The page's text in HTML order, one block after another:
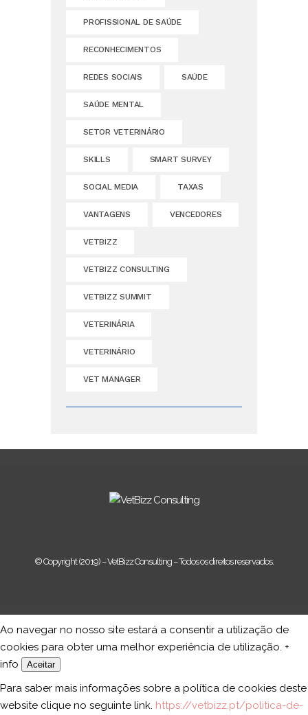
PROFISSIONAL DE SAÚDE
RECONHECIMENTOS
REDES SOCIAIS SAÚDE
SAÚDE MENTAL
SETOR VETERINÁRIO
SKILLS SMART SURVEY
SOCIAL MEDIA TAXAS
VANTAGENS VENCEDORES
VETBIZZ
VETBIZZ CONSULTING
VETBIZZ SUMMIT
VETERINÁRIA
VETERINÁRIO
VET MANAGER
© Copyright (2019) – VetBizz Consulting – Todos os direitos reservados.
Ao navegar no nosso site estará a consentir a utilização de
cookies para obter uma melhor experiência de utilização. +
info
Aceitar
Para saber mais informações sobre a política de cookies deste
website clique no seguinte link. https://vetbizz.pt/politica-de-